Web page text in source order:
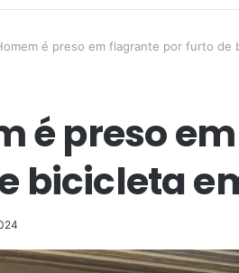
é preso em flagrante por furto de
é preso
bicicleta